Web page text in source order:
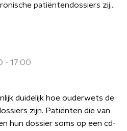
De elektronische patiëntendossiers zijn erg ouderwets
- 17:00
duidelijk hoe ouderwets de
zijn. Patiënten die van
hun dossier soms op een cd-